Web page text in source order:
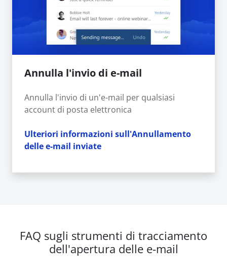
Annulla l'invio di e-mail
Annulla l'invio di un'e-mail per qualsiasi
account di posta elettronica
Ulteriori informazioni sull'Annullamento
delle e-mail inviate
FAQ sugli strumenti di tracciamento
dell'apertura delle e-mail